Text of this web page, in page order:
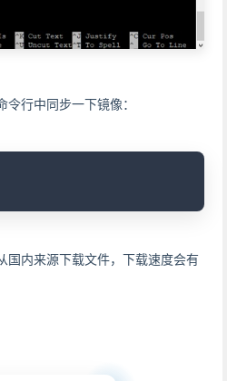
行中同步一下镜像：
国内来源下载文件，下载速度会有